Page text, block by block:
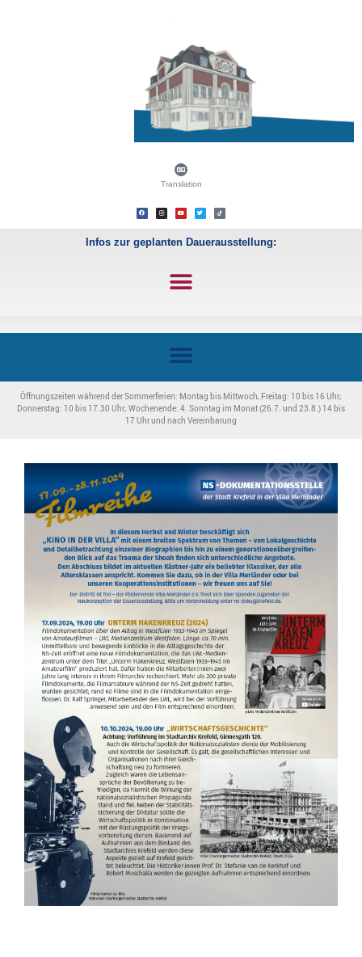
Translation
Infos zur geplanten Dauerausstellung:
Öffnungszeiten während der Sommerferien: Montag bis Mittwoch, Freitag: 10 bis 16 Uhr;
Donnerstag: 10 bis 17.30 Uhr; Wochenende: 4. Sonntag im Monat (26.7. und 23.8.) 14 bis
17 Uhr und nach Vereinbarung